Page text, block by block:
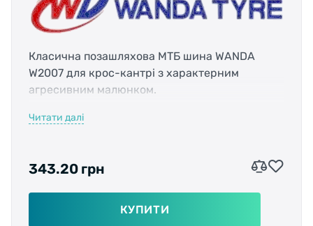
Класична позашляхова МТБ шина WANDA
W2007 для крос-кантрі з характерним
агресивним малюнком.
Розміри (дюйми): 26x1.95
Призначення: гірські велосипеди, для
Читати далі
343.20 грн
КУПИТИ